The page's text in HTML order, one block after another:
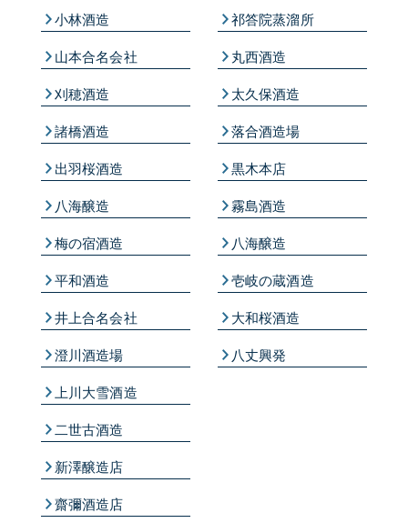
小林酒造
山本合名会社
刈穂酒造
諸橋酒造
出羽桜酒造
八海醸造
梅の宿酒造
平和酒造
井上合名会社
澄川酒造場
上川大雪酒造
二世古酒造
新澤醸造店
齋彌酒造店
祁答院蒸溜所
丸西酒造
太久保酒造
落合酒造場
黒木本店
霧島酒造
八海醸造
壱岐の蔵酒造
大和桜酒造
八丈興発